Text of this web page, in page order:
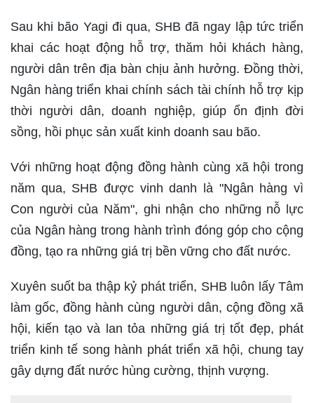
Sau khi bão Yagi đi qua, SHB đã ngay lập tức triển
khai các hoạt động hỗ trợ, thăm hỏi khách hàng,
người dân trên địa bàn chịu ảnh hưởng. Đồng thời,
Ngân hàng triển khai chính sách tài chính hỗ trợ kịp
thời người dân, doanh nghiệp, giúp ổn định đời
sồng, hồi phục sản xuất kinh doanh sau bão.
Với những hoạt động đồng hành cùng xã hội trong
năm qua, SHB được vinh danh là "Ngân hàng vì
Con người của Năm", ghi nhận cho những nỗ lực
của Ngân hàng trong hành trình đóng góp cho cộng
đồng, tạo ra những giá trị bền vững cho đất nước.
Xuyên suốt ba thập kỷ phát triển, SHB luôn lấy Tâm
làm gốc, đồng hành cùng người dân, cộng đồng xã
hội, kiến tạo và lan tỏa những giá trị tốt đẹp, phát
triển kinh tế song hành phát triển xã hội, chung tay
gây dựng đất nước hùng cường, thịnh vượng.